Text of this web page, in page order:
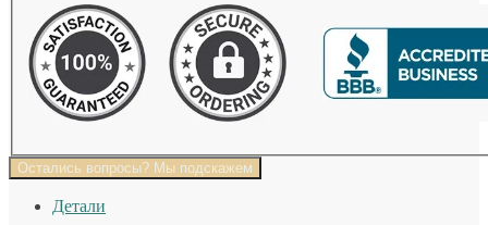
Остались вопросы? Мы подскажем
Детали